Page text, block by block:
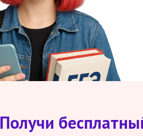
Получи